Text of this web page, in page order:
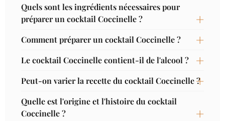
Quels sont les ingrédients nécessaires pour
préparer un cocktail Coccinelle ?
Comment préparer un cocktail Coccinelle ?
Le cocktail Coccinelle contient-il de l'alcool ?
Peut-on varier la recette du cocktail Coccinelle ?
Quelle est l'origine et l'histoire du cocktail
Coccinelle ?